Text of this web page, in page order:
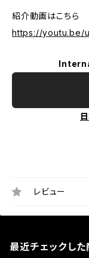
紹介動画はこちら
https://youtu.be/
レビュー
最近チェックした